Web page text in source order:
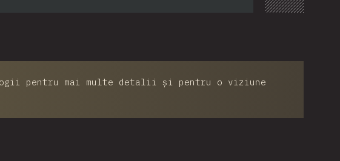
pentru mai multe detalii și pentru o viziune